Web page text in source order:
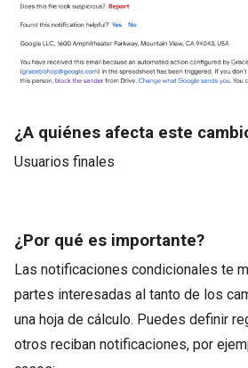
¿A quiénes afecta este
Usuarios finales
¿Por qué es importante?
Las notificaciones condicionales te
partes interesadas al tanto de los
una hoja de cálculo. Puedes definir
otros reciban notificaciones, por